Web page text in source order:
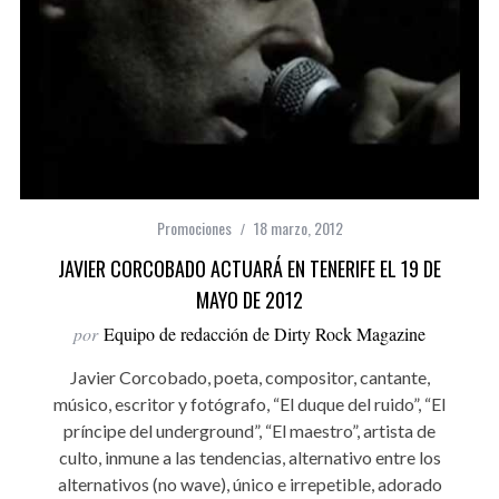
Promociones 18 marzo, 2012
JAVIER CORCOBADO ACTUARÁ EN TENERIFE EL 19 DE
MAYO DE 2012
por Equipo de redacción de Dirty Rock Magazine
Javier Corcobado, poeta, compositor, cantante,
músico, escritor y fotógrafo, “El duque del ruido”, “El
príncipe del underground”, “El maestro”, artista de
culto, inmune a las tendencias, alternativo entre los
alternativos (no wave), único e irrepetible, adorado